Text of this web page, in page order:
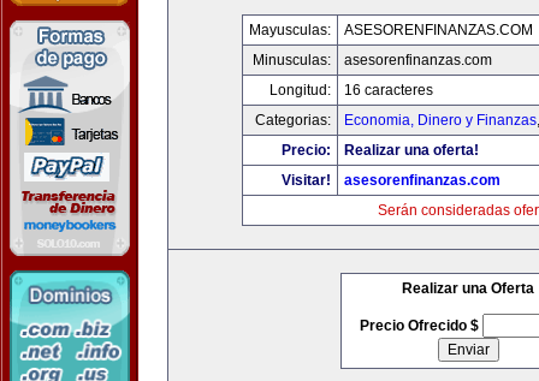
Mayusculas:
ASESORENFINANZAS.COM
Minusculas:
asesorenfinanzas.com
Longitud:
16 caracteres
Categorias:
Economia, Dinero y Finanzas
Precio:
Realizar una oferta!
Visitar!
asesorenfinanzas.com
Serán consideradas
Realizar una Oferta
Precio Ofrecido $